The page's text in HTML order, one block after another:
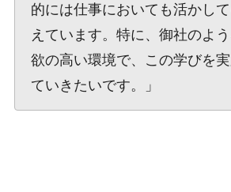
的には仕事においても活かし
えています。特に、御社のよ
欲の高い環境で、この学びを
ていきたいです。」